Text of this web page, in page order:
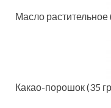
Масло
Какао-порошок (35